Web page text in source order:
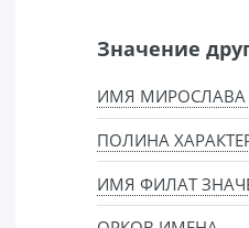
Значение
ИМЯ МИРОСЛАВА
ПОЛИНА
ИМЯ ФИЛАТ